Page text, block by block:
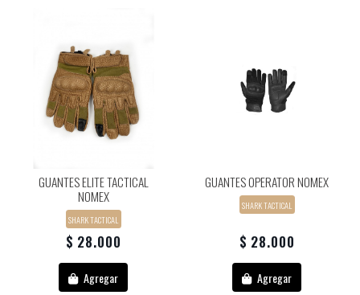
GUANTES ELITE TACTICAL
NOMEX
SHARK TACTICAL
$ 28.000
Agregar
GUANTES OPERATOR NOMEX
SHARK TACTICAL
$ 28.000
Agregar